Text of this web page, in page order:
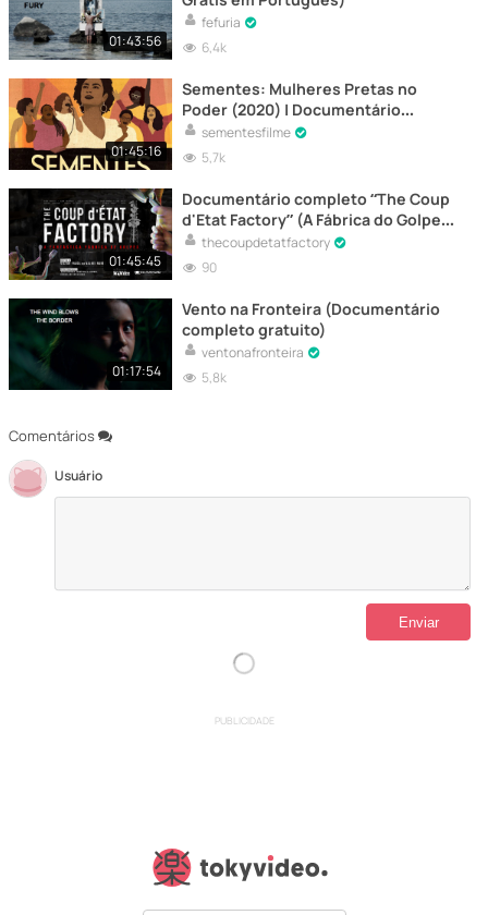
Comentários
Usuário
01:43:56
fefuria
6,4k
01:45:16
Sementes: Mulheres Pretas no
Poder (2020) | Documentário
Completo
sementesfilme
5,7k
01:45:45
Documentário completo “The Coup
d'Etat Factory” (A Fábrica do Golpe
de Estado)
thecoupdetatfactory
90
01:17:54
Vento na Fronteira (Documentário
completo gratuito)
ventonafronteira
5,8k
PUBLICIDADE